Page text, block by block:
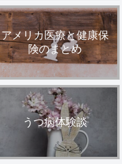
アメリカ医療と健康保
険のまとめ
うつ病体験談